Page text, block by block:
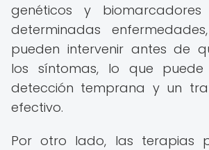
genéticos y
determinadas
pueden intervenir antes de
los síntomas, lo que
detección temprana y un
efectivo.
Por otro lado, las terapias